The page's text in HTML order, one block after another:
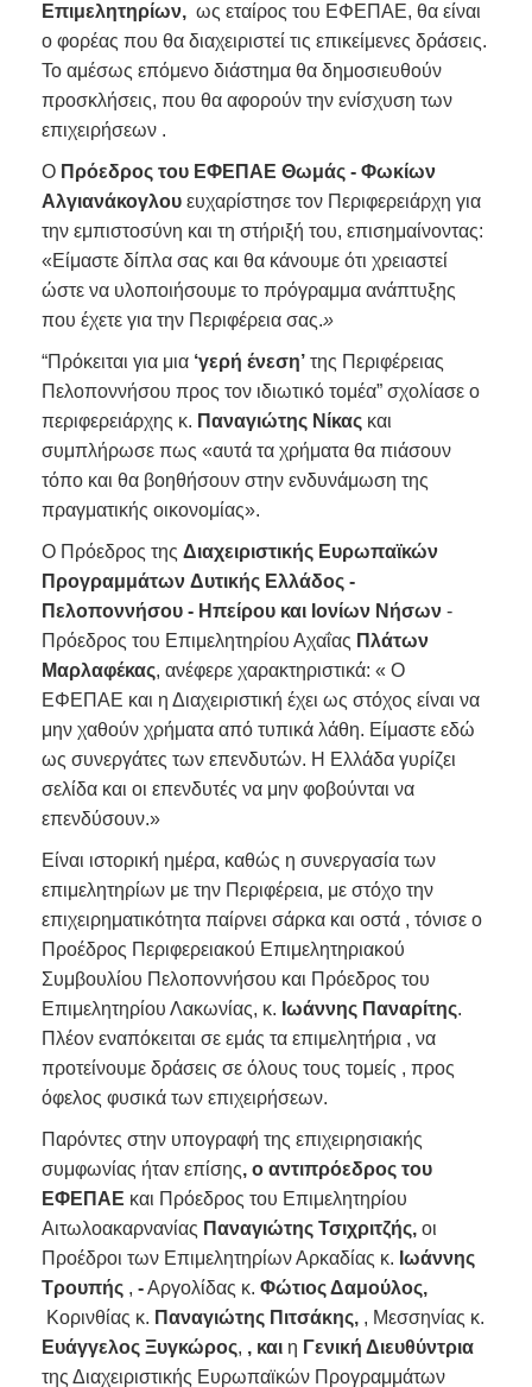
Επιμελητηρίων, ως εταίρος του ΕΦΕΠΑΕ, θα είναι
ο φορέας που θα διαχειριστεί τις επικείμενες δράσεις.
Το αμέσως επόμενο διάστημα θα δημοσιευθούν
προσκλήσεις, που θα αφορούν την ενίσχυση των
επιχειρήσεων .
Ο Πρόεδρος του ΕΦΕΠΑΕ Θωμάς - Φωκίων
Αλγιανάκογλου ευχαρίστησε τον Περιφερειάρχη για
την εμπιστοσύνη και τη στήριξή του, επισημαίνοντας:
«Είμαστε δίπλα σας και θα κάνουμε ότι χρειαστεί
ώστε να υλοποιήσουμε το πρόγραμμα ανάπτυξης
που έχετε για την Περιφέρεια σας.»
“Πρόκειται για μια ‘γερή ένεση’ της Περιφέρειας
Πελοποννήσου προς τον ιδιωτικό τομέα” σχολίασε ο
περιφερειάρχης κ. Παναγιώτης Νίκας και
συμπλήρωσε πως «αυτά τα χρήματα θα πιάσουν
τόπο και θα βοηθήσουν στην ενδυνάμωση της
πραγματικής οικονομίας».
O Πρόεδρος της Διαχειριστικής Ευρωπαϊκών
Προγραμμάτων Δυτικής Ελλάδος -
Πελοποννήσου - Ηπείρου και Ιονίων Νήσων -
Πρόεδρος του Επιμελητηρίου Αχαΐας Πλάτων
Μαρλαφέκας, ανέφερε χαρακτηριστικά: « Ο
ΕΦΕΠΑΕ και η Διαχειριστική έχει ως στόχος είναι να
μην χαθούν χρήματα από τυπικά λάθη. Είμαστε εδώ
ως συνεργάτες των επενδυτών. Η Ελλάδα γυρίζει
σελίδα και οι επενδυτές να μην φοβούνται να
επενδύσουν.»
Είναι ιστορική ημέρα, καθώς η συνεργασία των
επιμελητηρίων με την Περιφέρεια, με στόχο την
επιχειρηματικότητα παίρνει σάρκα και οστά , τόνισε ο
Προέδρος Περιφερειακού Επιμελητηριακού
Συμβουλίου Πελοποννήσου και Πρόεδρος του
Επιμελητηρίου Λακωνίας, κ. Ιωάννης Παναρίτης.
Πλέον εναπόκειται σε εμάς τα επιμελητήρια , να
προτείνουμε δράσεις σε όλους τους τομείς , προς
όφελος φυσικά των επιχειρήσεων.
Παρόντες στην υπογραφή της επιχειρησιακής
συμφωνίας ήταν επίσης, ο αντιπρόεδρος του
ΕΦΕΠΑΕ και Πρόεδρος του Επιμελητηρίου
Αιτωλοακαρνανίας Παναγιώτης Τσιχριτζής, οι
Προέδροι των Επιμελητηρίων Αρκαδίας κ. Ιωάννης
Τρουπής , -Αργολίδας κ. Φώτιος Δαμούλος,
Κορινθίας κ. Παναγιώτης Πιτσάκης, , Μεσσηνίας κ.
Ευάγγελος Ξυγκώρος, , και η Γενική Διευθύντρια
της Διαχειριστικής Ευρωπαϊκών Προγραμμάτων